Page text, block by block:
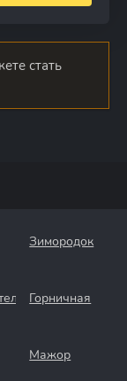
стать
Зимородок
Горничная
Мажор